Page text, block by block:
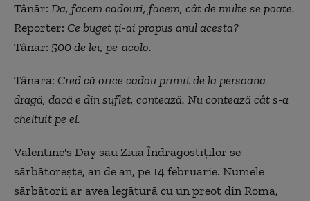
Tânăr: Da, facem cadouri, facem, cât de multe se poate.
Reporter: Ce buget ți-ai propus anul acesta?
Tânăr: 500 de lei, pe-acolo.
Tânără: Cred că orice cadou primit de la persoana
dragă, dacă e din suflet, contează. Nu contează cât s-a
cheltuit pe el.
Valentine's Day sau Ziua Îndrăgostiților se
sărbătorește, an de an, pe 14 februarie. Numele
sărbătorii ar avea legătură cu un preot din Roma,